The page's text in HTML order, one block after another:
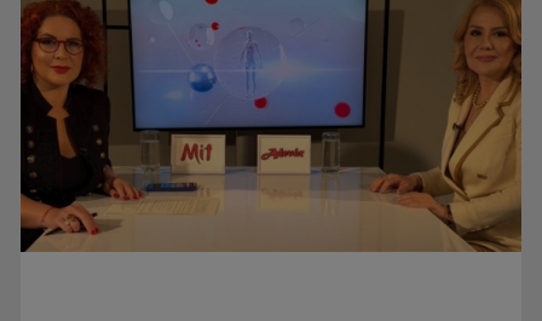
Chinul migranților ilegali pentru a obține o nouă viză de
muncă în România: ...